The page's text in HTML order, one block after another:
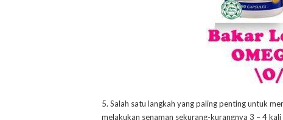
5. Salah satu langkah yang paling penting untuk
melakukan senaman sekurang-kurangnya 3 – 4